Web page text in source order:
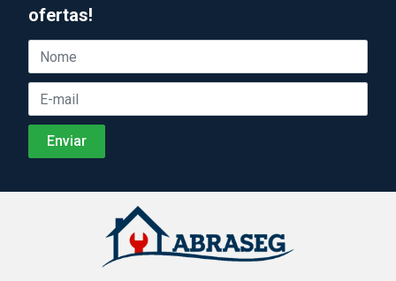
ofertas!